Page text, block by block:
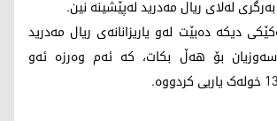
لەلای ریال مەدرید لەپێشینە نین.
دیکە دەبێت لەو یاریزانانەی ریال مەدرید
سەوزیان بۆ هەڵ بکات، کە ئەم وەرزە ئەو